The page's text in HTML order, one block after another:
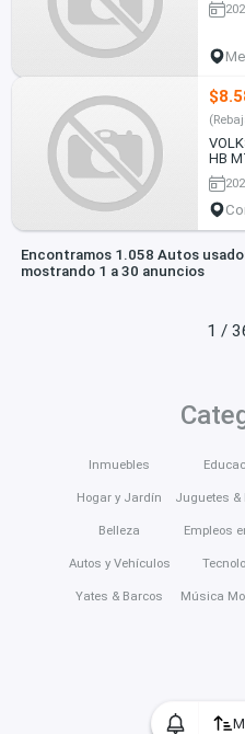
HB
Encontramos 1.058 Autos
mostrando 1 a 30 anuncios
1 /
Inmuebles
Hogar y Jardín
Belleza
Autos y Vehículos
Yates & Barcos
Juguetes &
Empleos
Música